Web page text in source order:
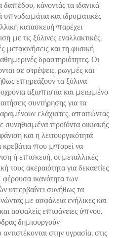
κάνοντάς τα ιδανικά
υπνοδωμάτια και ιδρυματικές
κατασκευή παρέχει
με τις ξύλινες εναλλακτικές,
μετακινήσεις και τη φυσική
δραστηριότητες. Οι
σε στρέψεις, ρωγμές και
επηρεάζουν τα ξύλινα
αξιοπιστία και μειωμένο
συντήρησης για τα
ελάχιστες, απαιτώντας
προϊόντα οικιακής
και η λειτουργικότητά
κρεβάτια που μπορεί να
ή επισκευή, οι μεταλλικές
τους ακεραιότητα για δεκαετίες
ικανότητα των
υπερβαίνει συνήθως τα
με ασφάλεια ενήλικες και
ασφαλείς επιφάνειες ύπνου.
δημιουργούν
στην υγρασία, στις